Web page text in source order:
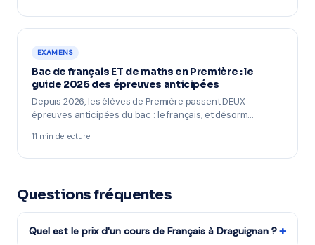
EXAMENS
Bac de français ET de maths en Première : le
guide 2026 des épreuves anticipées
Depuis 2026, les élèves de Première passent DEUX
épreuves anticipées du bac : le français, et désorm…
11 min de lecture
Questions fréquentes
Quel est le prix d'un cours de Français à Draguignan ?+